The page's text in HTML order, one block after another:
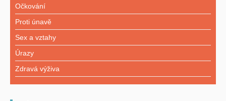
Očkování
Proti únavě
Sex a vztahy
Úrazy
Zdravá výživa